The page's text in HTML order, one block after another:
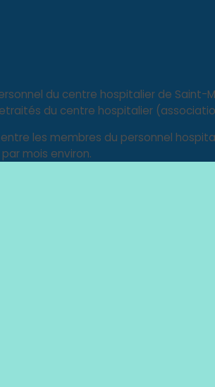
du centre hospitalier de
du centre hospitalier
les membres du personnel
mois environ.